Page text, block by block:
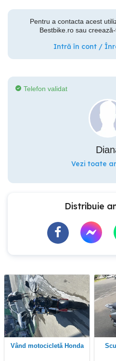
Pentru a contacta acest
Bestbike.ro sau
Intră în cont /
Telefon validat
Vezi toate
Distribuie
Vând motocicletă Honda
Scuter Piaggio Vespa